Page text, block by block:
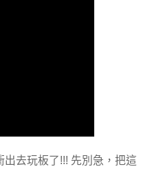
去玩板了!!! 先別急，把這